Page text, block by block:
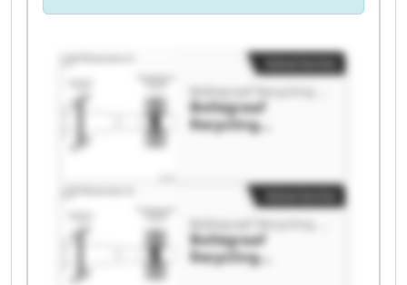
Bollegraaf
Recycling
Solutions
Recycling
Solutions
Bollegraaf
Recycling
Solutions